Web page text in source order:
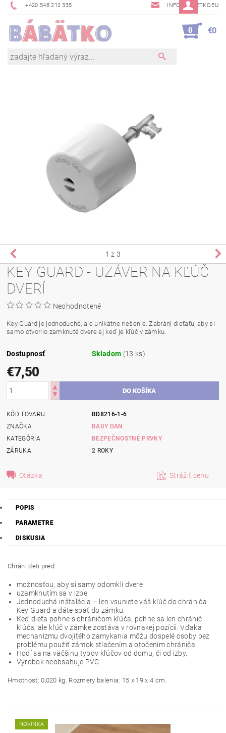
+420 548 212 335 INFO@BABETKO.EU
0 €0
1 z 3
KEY GUARD - UZÁVER NA KĽÚČ
DVERÍ
Neohodnotené
Key Guard je jednoduché, ale unikátne riešenie. Zabráni dieťaťu, aby si
samo otvorilo zamknuté dvere aj keď je kľúč v zámku.
Dostupnosť Skladom (13 ks)
€7,50
KÓD TOVARU
BD8216-1-6
ZNAČKA
BABY DAN
KATEGÓRIA
BEZPEČNOSTNÉ PRVKY
ZÁRUKA
2 ROKY
Otázka Strážiť cenu
POPIS
PARAMETRE
DISKUSIA
Chráni deti pred:
možnosťou, aby si samy odomkli dvere
uzamknutím sa v izbe
Jednoduchá inštalácia – len vsuniete váš kľúč do chrániča
Key Guard a dáte späť do zámku.
Keď dieťa pohne s chráničom kľúča, pohne sa len chránič
kľúča, ale kľúč v zámke zostáva v rovnakej pozícii. Vďaka
mechanizmu dvojitého zamykania môžu dospelé osoby bez
problému použiť zámok stlačením a otočením chrániča.
Hodí sa na väčšinu typov kľúčov od domu, či od izby.
Výrobok neobsahuje PVC.
Hmotnosť: 0,020 kg. Rozmery balenia: 15 x 19 x 4 cm.
NOVINKA